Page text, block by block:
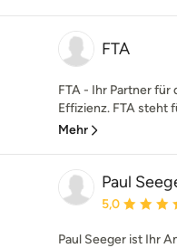
FTA
FTA - Ihr Partner
Effizienz. FTA steht
Mehr
Paul
5,0
Paul Seeger ist Ihr